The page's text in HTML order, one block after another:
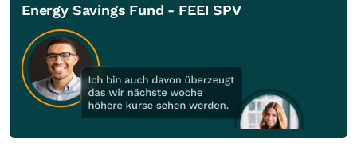
Energy Savings Fund - FEEI SPV